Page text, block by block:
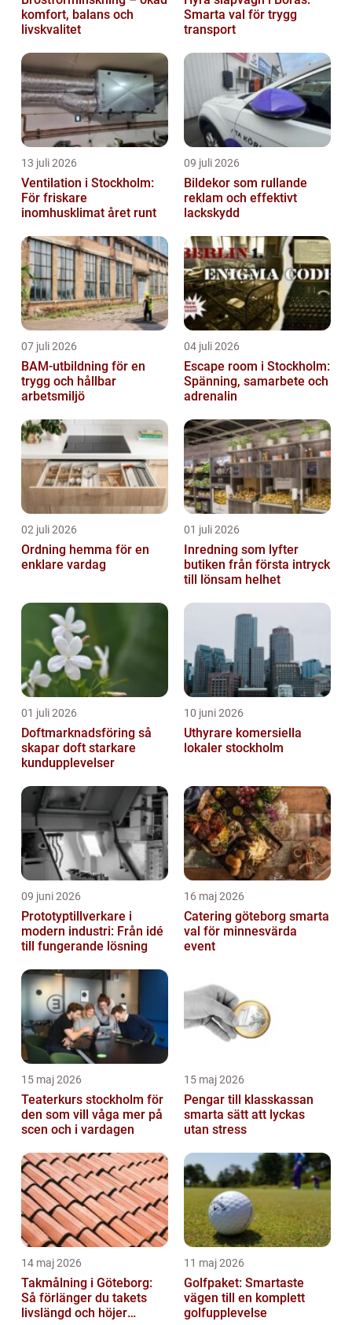
komfort, balans och
livskvalitet
Smarta val för trygg
transport
13 juli 2026
Ventilation i Stockholm:
För friskare
inomhusklimat året runt
09 juli 2026
Bildekor som rullande
reklam och effektivt
lackskydd
07 juli 2026
BAM-utbildning för en
trygg och hållbar
arbetsmiljö
04 juli 2026
Escape room i Stockholm:
Spänning, samarbete och
adrenalin
02 juli 2026
Ordning hemma för en
enklare vardag
01 juli 2026
Inredning som lyfter
butiken från första intryck
till lönsam helhet
01 juli 2026
Doftmarknadsföring så
skapar doft starkare
kundupplevelser
10 juni 2026
Uthyrare komersiella
lokaler stockholm
09 juni 2026
Prototyptillverkare i
modern industri: Från idé
till fungerande lösning
16 maj 2026
Catering göteborg smarta
val för minnesvärda
event
15 maj 2026
Teaterkurs stockholm för
den som vill våga mer på
scen och i vardagen
15 maj 2026
Pengar till klasskassan
smarta sätt att lyckas
utan stress
14 maj 2026
Takmålning i Göteborg:
Så förlänger du takets
livslängd och höjer
11 maj 2026
Golfpaket: Smartaste
vägen till en komplett
golfupplevelse